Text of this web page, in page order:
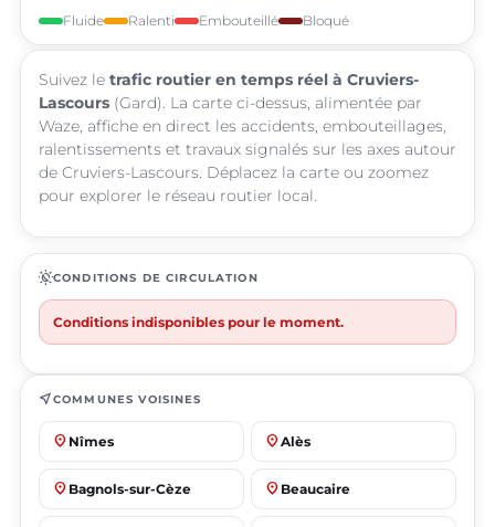
Fluide Ralenti Embouteillé Bloqué
Suivez le trafic routier en temps réel à Cruviers-
Lascours (Gard). La carte ci-dessus, alimentée par
Waze, affiche en direct les accidents, embouteillages,
ralentissements et travaux signalés sur les axes autour
de Cruviers-Lascours. Déplacez la carte ou zoomez
pour explorer le réseau routier local.
routineCONDITIONS DE CIRCULATION
Conditions indisponibles pour le moment.
near_meCOMMUNES VOISINES
place Nîmes place Alès
place Bagnols-sur-Cèze place Beaucaire